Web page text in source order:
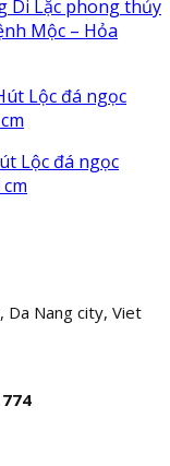
Di Lặc phong thủy
Mộc – Hỏa
Lộc đá ngọc
Da Nang city, Viet